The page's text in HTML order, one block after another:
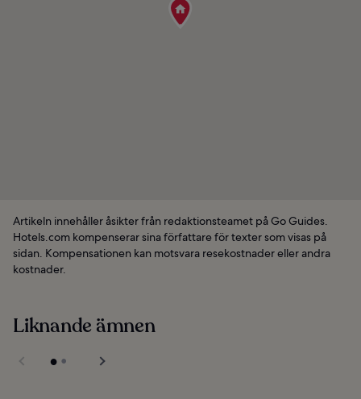
Artikeln innehåller åsikter från redaktionsteamet på Go Guides.
Hotels.com kompenserar sina författare för texter som visas på
sidan. Kompensationen kan motsvara resekostnader eller andra
kostnader.
Liknande ämnen